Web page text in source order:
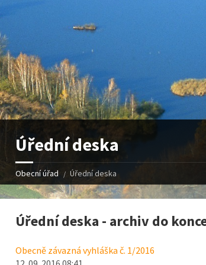
Úřední deska
Obecní úřad Úřední deska
Úřední deska - archiv do
Obecně závazná vyhláška č. 1/2016